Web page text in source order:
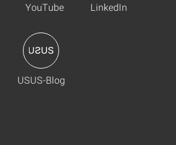
YouTube LinkedIn
USUS-Blog